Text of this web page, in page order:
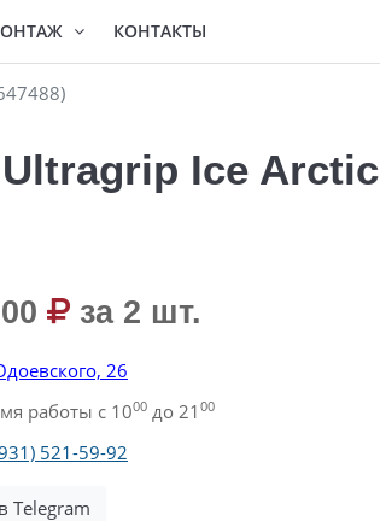
КОНТАКТЫ
Ice Arctic
за 2 шт.
26
работы с 1000до 21 00
521-59-92
Telegram